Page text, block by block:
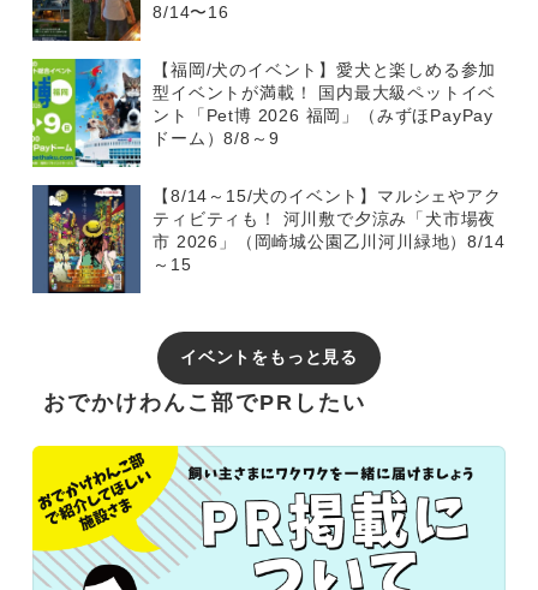
8/14〜16
【福岡/犬のイベント】愛犬と楽しめる参加
型イベントが満載！ 国内最大級ペットイベ
ント「Pet博 2026 福岡」（みずほPayPay
ドーム）8/8～9
【8/14～15/犬のイベント】マルシェやアク
ティビティも！ 河川敷で夕涼み「犬市場夜
市 2026」（岡崎城公園乙川河川緑地）8/14
～15
イベントをもっと見る
おでかけわんこ部でPRしたい